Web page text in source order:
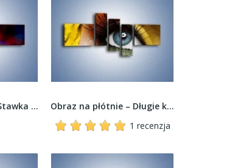
Obraz na płótnie – Stawka większa niż życie –...
Obraz na płótnie – Długie kobiece rzęsy –...
1 recenzja